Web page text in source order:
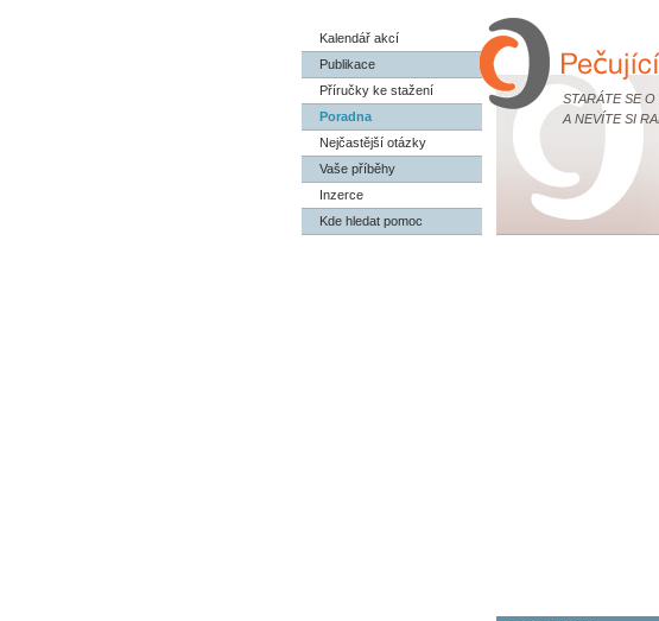
STARÁTE SE
A NEVÍTE SI
Kalendář akcí
Publikace
Příručky ke stažení
Poradna
Nejčastější otázky
Vaše příběhy
Inzerce
Kde hledat pomoc